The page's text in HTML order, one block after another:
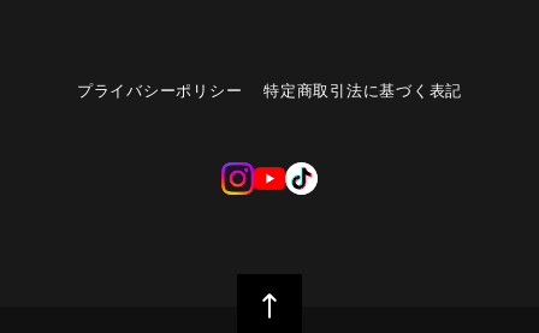
プライバシーポリシー 特定商取引法に基づく表記